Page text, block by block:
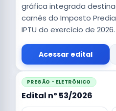
gráfica integrada
carnês do Imposto
IPTU do exercício de 2026.
Acessar edital
PREGÃO - ELETRÔNICO
Edital nº 53/2026